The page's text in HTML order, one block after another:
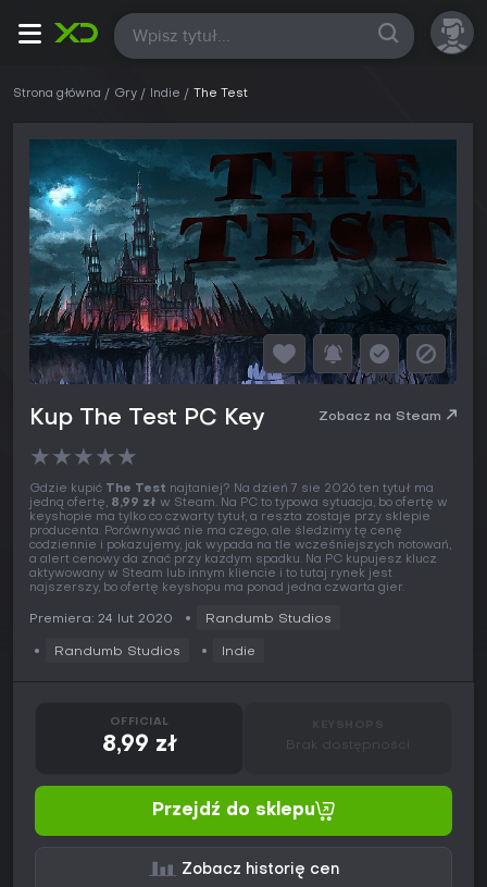
Wszystkie
Strona główna Gry Indie The Test
Kup The Test PC Key Zobacz na Steam
★★★★★
Gdzie kupić The Test najtaniej? Na dzień 7 sie 2026 ten tytuł ma
jedną ofertę, 8,99 zł w Steam. Na PC to typowa sytuacja, bo ofertę w
keyshopie ma tylko co czwarty tytuł, a reszta zostaje przy sklepie
producenta. Porównywać nie ma czego, ale śledzimy tę cenę
codziennie i pokazujemy, jak wypada na tle wcześniejszych notowań,
a alert cenowy da znać przy każdym spadku. Na PC kupujesz klucz
aktywowany w Steam lub innym kliencie i to tutaj rynek jest
najszerszy, bo ofertę keyshopu ma ponad jedna czwarta gier.
Premiera: 24 lut 2020 Randumb Studios
Randumb Studios Indie
OFFICIAL
8,99 zł Brak dostępności
Przejdź do sklepu
Zobacz historię cen